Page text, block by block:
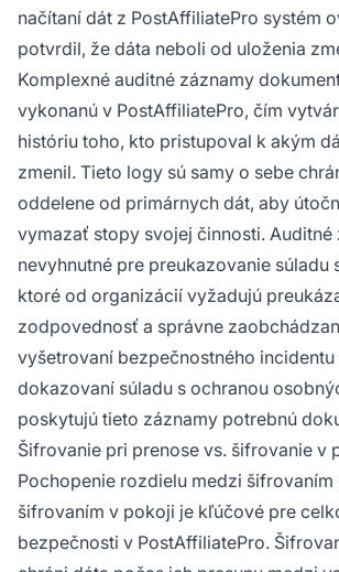
načítaní dát z PostAffiliatePro systém
potvrdil, že dáta neboli od uloženia
Komplexné auditné záznamy
vykonanú v PostAffiliatePro, čím
históriu toho, kto pristupoval k akým
zmenil. Tieto logy sú samy o sebe
oddelene od primárnych dát, aby
vymazať stopy svojej činnosti. Auditné
nevyhnutné pre preukazovanie súladu
ktoré od organizácií vyžadujú
zodpovednosť a správne
vyšetrovaní bezpečnostného incidentu
dokazovaní súladu s ochranou
poskytujú tieto záznamy potrebnú
Šifrovanie pri prenose vs. šifrovanie v
Pochopenie rozdielu medzi šifrovaním
šifrovaním v pokoji je kľúčové pre
bezpečnosti v PostAffiliatePro.